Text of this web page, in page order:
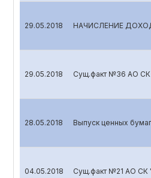
29.05.2018 НАЧИСЛЕНИЕ
29.05.2018 Сущ.факт №36 АО СК
28.05.2018 Выпуск ценных
04.05.2018 Сущ.факт №21 АО СК